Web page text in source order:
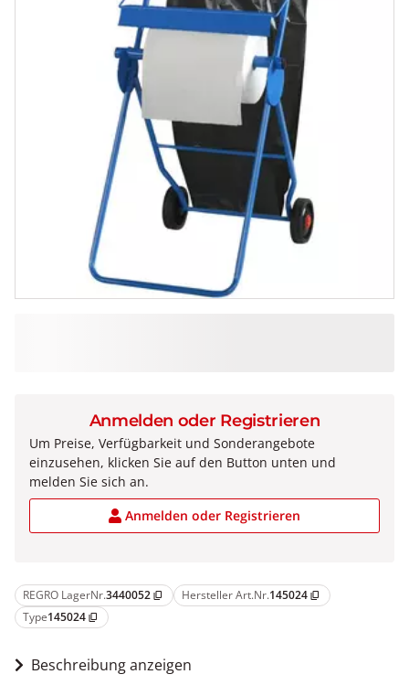
REGRO LagerNr.3440052 content_copy Hersteller Art.Nr.145024 content_copy
Type145024 content_copy
Beschreibung anzeigen
Anmelden oder Registrieren
Um Preise, Verfügbarkeit und Sonderangebote
einzusehen, klicken Sie auf den Button unten und
melden Sie sich an.
Anmelden oder Registrieren